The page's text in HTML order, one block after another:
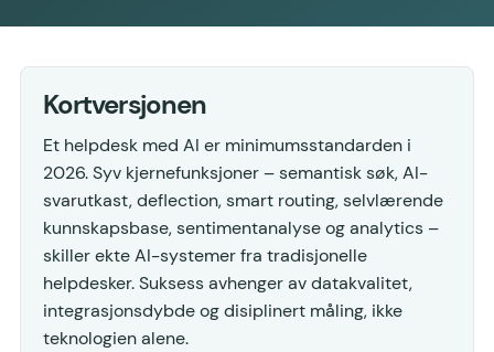
Kortversjonen
Et helpdesk med AI er minimumsstandarden i
2026. Syv kjernefunksjoner – semantisk søk, AI-
svarutkast, deflection, smart routing, selvlærende
kunnskapsbase, sentimentanalyse og analytics –
skiller ekte AI-systemer fra tradisjonelle
helpdesker. Suksess avhenger av datakvalitet,
integrasjonsdybde og disiplinert måling, ikke
teknologien alene.